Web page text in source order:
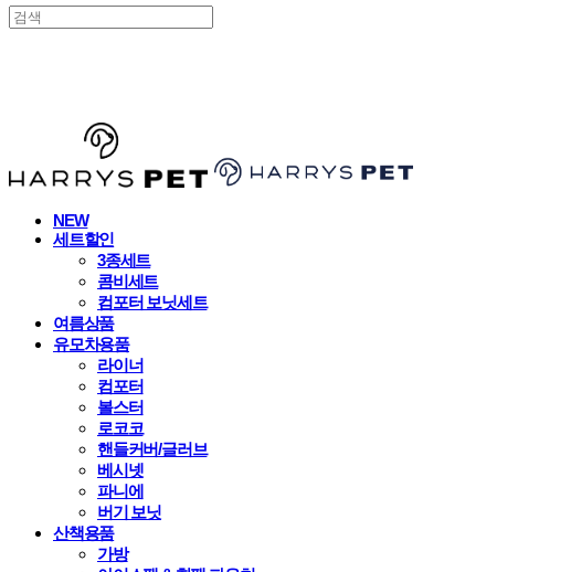
NEW
세트할인
3종세트
콤비세트
컴포터 보닛세트
여름상품
유모차용품
라이너
컴포터
볼스터
로코코
핸들커버/글러브
베시넷
파니에
버기 보닛
산책용품
가방